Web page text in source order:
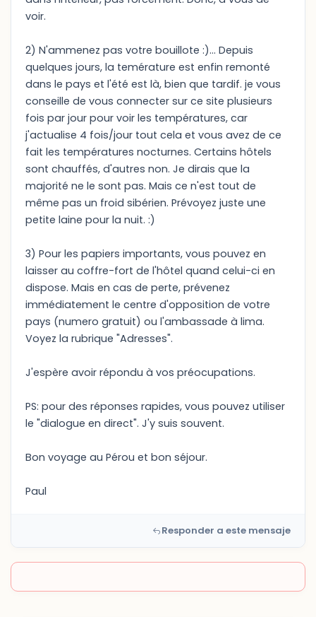
voir.
2) N'ammenez pas votre bouillote :)... Depuis
quelques jours, la temérature est enfin remonté
dans le pays et l'été est là, bien que tardif. je vous
conseille de vous connecter sur ce site plusieurs
fois par jour pour voir les températures, car
j'actualise 4 fois/jour tout cela et vous avez de ce
fait les températures nocturnes. Certains hôtels
sont chauffés, d'autres non. Je dirais que la
majorité ne le sont pas. Mais ce n'est tout de
même pas un froid sibérien. Prévoyez juste une
petite laine pour la nuit. :)
3) Pour les papiers importants, vous pouvez en
laisser au coffre-fort de l'hôtel quand celui-ci en
dispose. Mais en cas de perte, prévenez
immédiatement le centre d'opposition de votre
pays (numero gratuit) ou l'ambassade à lima.
Voyez la rubrique "Adresses".
J'espère avoir répondu à vos préocupations.
PS: pour des réponses rapides, vous pouvez utiliser
le "dialogue en direct". J'y suis souvent.
Bon voyage au Pérou et bon séjour.
Paul
Responder a este mensaje